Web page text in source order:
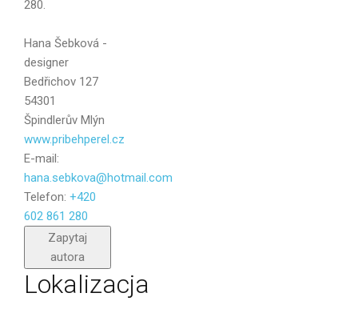
280.
Hana Šebková -
designer
Bedřichov 127
54301
Špindlerův Mlýn
www.pribehperel.cz
E-mail:
hana.sebkova@hotmail.com
Telefon: +420
602 861 280
Zapytaj
autora
Wyślij
Lokalizacja